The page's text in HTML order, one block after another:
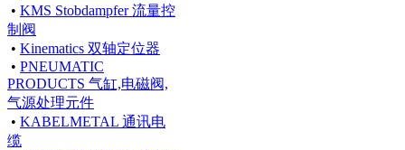
• KMS Stobdampfer 流量控
制阀
• Kinematics 双轴定位器
• PNEUMATIC
PRODUCTS 气缸,电磁阀,
气源处理元件
• KABELMETAL 通讯电
缆